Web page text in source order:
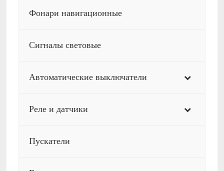
Фонари навигационные
Сигналы световые
Автоматические выключатели
Реле и датчики
Пускатели